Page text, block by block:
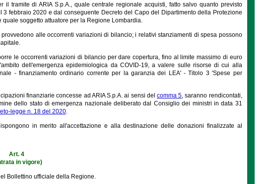
il tramite di ARIA S.p.A., quale centrale regionale acquisti, fatto salvo quanto previsto
febbraio 2020 e dal conseguente Decreto del Capo del Dipartimento della Protezione
soggetto attuatore per la Regione Lombardia.
alle occorrenti variazioni di bilancio; i relativi stanziamenti di spesa possono
le occorrenti variazioni di bilancio per dare copertura, fino al limite massimo di euro
dell'emergenza epidemiologica da COVID-19, a valere sulle risorse di cui alla
- finanziamento ordinario corrente per la garanzia dei LEA' - Titolo 3 'Spese per
finanziarie concesse ad ARIA S.p.A. ai sensi delcomma 5, saranno rendicontati,
dello stato di emergenza nazionale deliberato dal Consiglio dei ministri in data 31
legge n. 18 del 2020.
in merito all'accettazione e alla destinazione delle donazioni finalizzate al
Art. 4
in vigore)
Bollettino ufficiale della Regione.